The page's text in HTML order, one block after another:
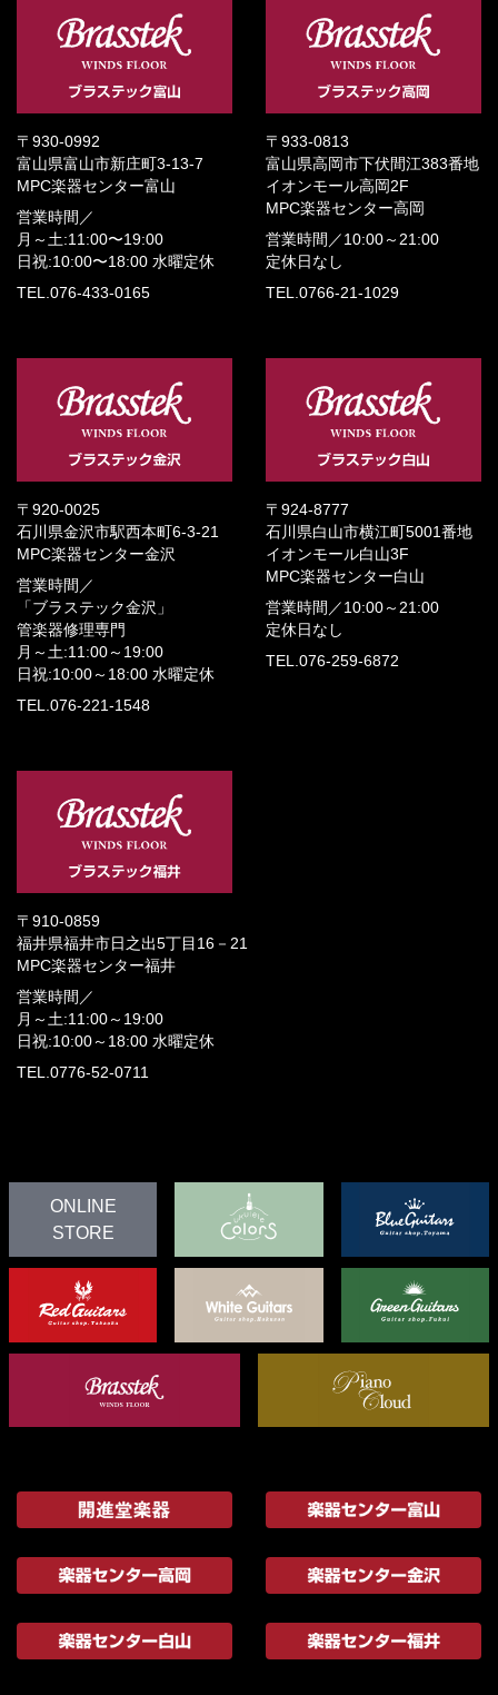
〒930-0992
富山県富山市新庄町3-13-7
MPC楽器センター富山
営業時間／
月～土:11:00〜19:00
日祝:10:00〜18:00 水曜定休
TEL.076-433-0165
〒933-0813
富山県高岡市下伏間江383番地
イオンモール高岡2F
MPC楽器センター高岡
営業時間／ 10:00～21:00
定休日なし
TEL.0766-21-1029
〒920-0025
石川県金沢市駅西本町6-3-21
MPC楽器センター金沢
営業時間／
「ブラステック金沢」
管楽器修理専門
月～土:11:00～19:00
日祝:10:00～18:00 水曜定休
TEL.076-221-1548
〒924-8777
石川県白山市横江町5001番地
イオンモール白山3F
MPC楽器センター白山
営業時間／ 10:00～21:00
定休日なし
TEL.076-259-6872
〒910-0859
福井県福井市日之出5丁目16－21
MPC楽器センター福井
営業時間／
月～土:11:00～19:00
日祝:10:00～18:00 水曜定休
TEL.0776-52-0711
ONLINE
STORE